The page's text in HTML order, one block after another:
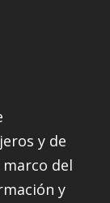
y de
del
y